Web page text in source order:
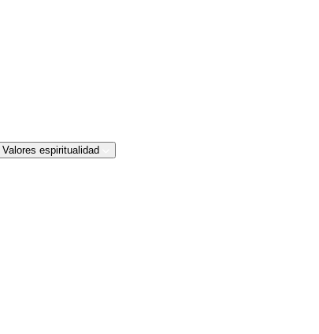
Valores espiritualidad